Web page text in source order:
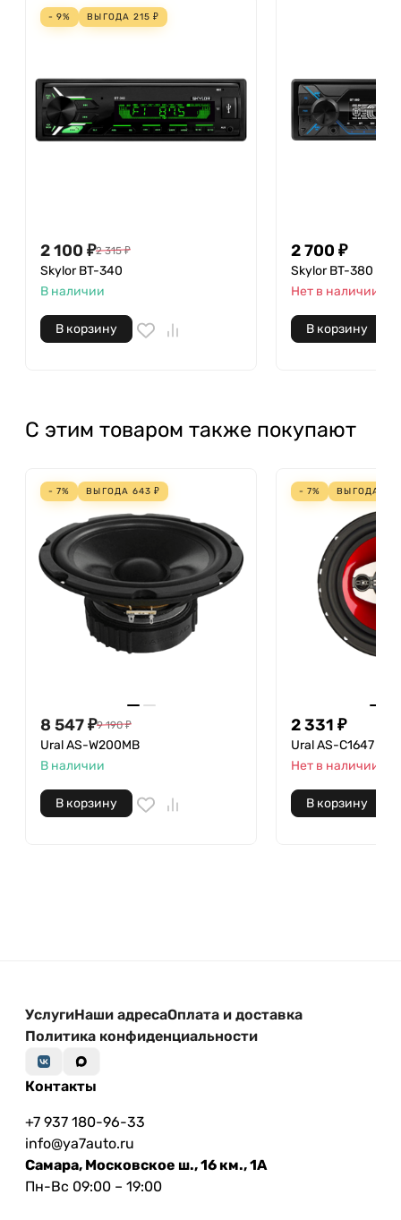
- 9% ВЫГОДА 215 ₽
2 100 ₽2 315 ₽
Skylor BT-340
В наличии
В корзину
2 700 ₽
Skylor BT-380
Нет в наличии
В корзину
С этим товаром также покупают
- 7% ВЫГОДА 643 ₽
8 547₽9 190 ₽
Ural AS-W200MB
В наличии
В корзину
- 7% ВЫГОДА
2 331 ₽
Ural AS-C1647
Нет в наличии
В корзину
УслугиНаши адресаОплата и доставка
Политика конфиденциальности
Контакты
+7 937 180-96-33
info@ya7auto.ru
Самара, Московское ш., 16 км., 1А
Пн-Вс 09:00 – 19:00